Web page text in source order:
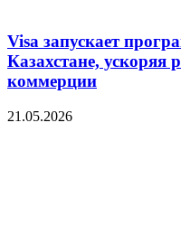
Visa запускает
Казахстане, ускоряя
коммерции
21.05.2026